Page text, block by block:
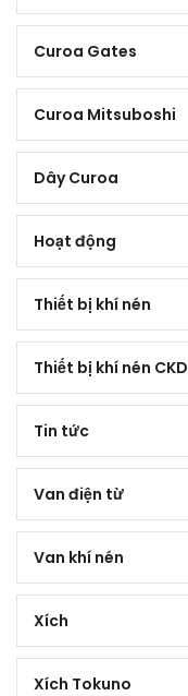
Curoa Gates
Curoa Mitsuboshi
Dây Curoa
Hoạt động
Thiết bị khí nén
Thiết bị khí nén CKD
Tin tức
Van điện từ
Van khí nén
Xích
Xích Tokuno